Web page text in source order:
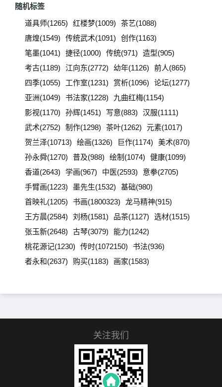
随机标签
道具师(1265) 红楼梦(1009)
茶艺(1088)
唐煌(1549)
传统武术(1091)
创作(1163)
笔墨(1041)
捷径(1000) 传统(971)
造型(905)
考古(1189)
江向东(2772) 幼年(1126)
前人(865)
四季(1055)
工作室(1231) 赏析(1096)
论坛(1277)
亚洲(1049)
书法家(1228)
九曲红梅(1154)
影视(1170)
孙辉(1451) 写意(883)
汉服(1111)
武术(2752)
制作(1298) 茶叶(1262)
元素(1017)
贺兰泽(10713)
绘画(1326) 巨作(1174)
美术(870)
孙永舜(1270)
普及(988) 绘制(1074)
健康(1099)
香道(2643)
学画(967) 中医(2593)
意拳(2705)
手臂画(1223)
墨先生(1532)
基础(980)
首映礼(1205)
书画(1800323)
龙马精神(915)
王方晨(2584)
刘杨(1581) 品茶(1127)
选材(1515)
张玉新(2648)
古琴(3079)
能力(1242)
桃花源记(1230)
传时(1072150)
书法(936)
者永和(2637)
购买(1183) 画家(1583)
关注我们